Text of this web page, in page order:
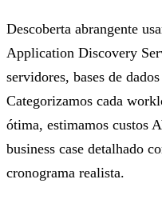
Descoberta abrangente
Application Discovery
servidores, bases de
Categorizamos cada
ótima, estimamos custos
business case detalhado
cronograma realista.